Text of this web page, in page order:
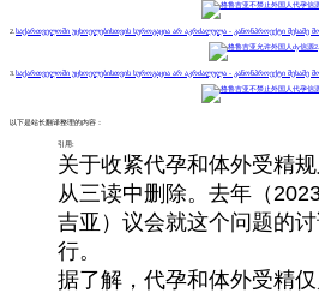
2. საქართველოში უცხოელებისთვის სუროგაცია არ აკრძალულა - კანონპროექტი მესამე
3. საქართველოში უცხოელებისთვის სუროგაცია არ აკრძალულა - კანონპროექტი მესამე
以下是站长翻译整理的内容：
引用:
关于收紧代孕和体外受精
从三读中删除。去年（
吉亚）议会就这个问题的
行。
据了解，代孕和体外受精